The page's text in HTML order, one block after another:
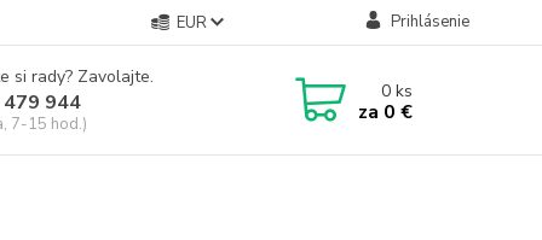
EUR Prihlásenie
si rady? Zavolajte.
944
7-15 hod.)
0ks
za 0 €